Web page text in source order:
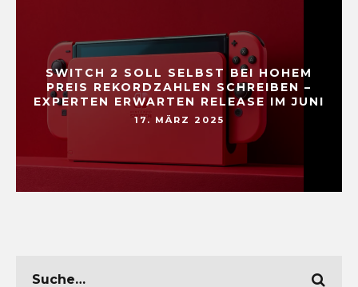
SWITCH 2 SOLL SELBST BEI HOHEM
PREIS REKORDZAHLEN SCHREIBEN –
EXPERTEN ERWARTEN RELEASE IM JUNI
17. MÄRZ 2025